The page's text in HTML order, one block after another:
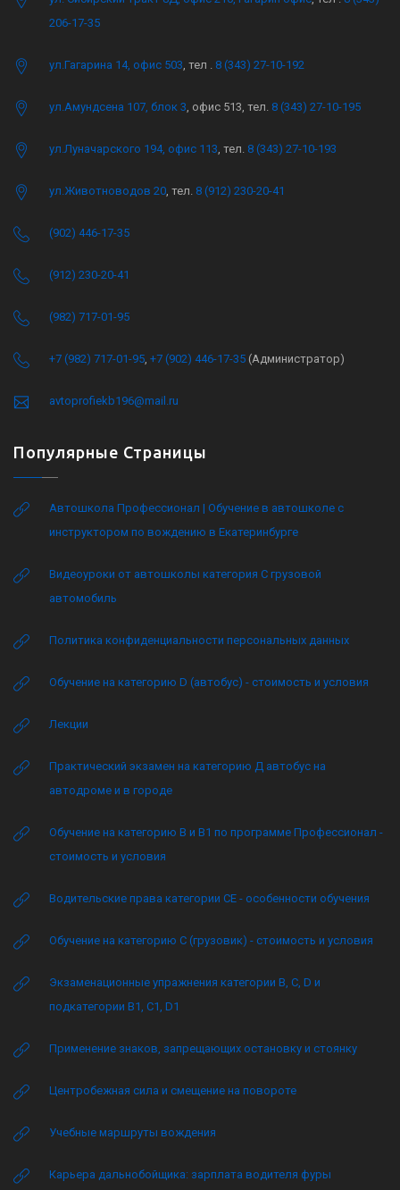
206-17-35
ул.Гагарина 14, офис 503 , тел . 8 (343) 27-10-192
ул.Амундсена 107, блок 3 , офис 513, тел. 8 (343) 27-10-195
ул.Луначарского 194, офис 113 , тел. 8 (343) 27-10-193
ул.Животноводов 20 , тел. 8 (912) 230-20-41
(902) 446-17-35
(912) 230-20-41
(982) 717-01-95
+7 (982) 717-01-95 +7 (902) 446-17-35 (Администратор)
avtoprofiekb196@mail.ru
Популярные Страницы
Автошкола Профессионал | Обучение в автошколе с
инструктором по вождению в Екатеринбурге
Видеоуроки от автошколы категория C грузовой
автомобиль
Политика конфиденциальности персональных данных
Обучение на категорию D (автобус) - стоимость и условия
Лекции
Практический экзамен на категорию Д автобус на
автодроме и в городе
Обучение на категорию B и B1 по программе Профессионал -
стоимость и условия
Водительские права категории CE - особенности обучения
Обучение на категорию C (грузовик) - стоимость и условия
Экзаменационные упражнения категории B, C, D и
подкатегории B1, C1, D1
Применение знаков, запрещающих остановку и стоянку
Центробежная сила и смещение на повороте
Учебные маршруты вождения
Карьера дальнобойщика: зарплата водителя фуры